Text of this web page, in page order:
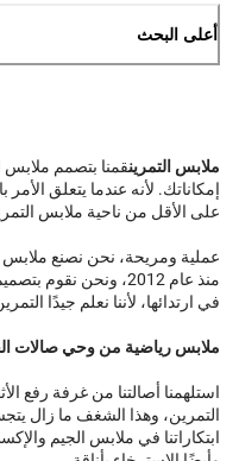
أعلى البحث
ملابس التمرينقمنا بتصمم
إمكاناتك. لأنه عندما يتعلق
على الأقل من ناحية ملابس
عملية ومريحة، نحن نصنع
منذ عام 2012، ونحن
في ارتدائها، لأننا نعلم جيدًا
ملابس رياضية من وحي صالات
استلهمنا أصالتنا من غرفة
التمرين، وهذا الشغف ما زال
ابتكاراتنا في ملابس الجيم